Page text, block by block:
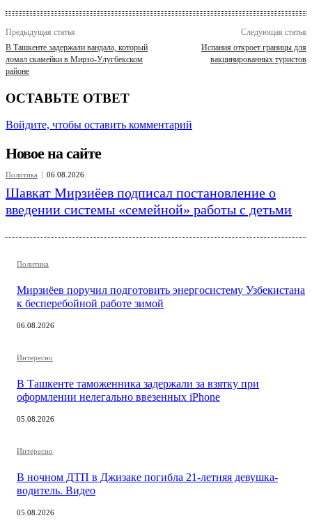
Предыдущая статья
В Ташкенте задержали вандала, который
ломал скамейки в Мирзо-Улугбекском
районе
Следующая статья
Испания откроет границы для
вакцинированных туристов
ОСТАВЬТЕ ОТВЕТ
Войдите, чтобы оставить комментарий
Новое на сайте
Политика 06.08.2026
Шавкат Мирзиёев подписал постановление о
введении системы «семейной» работы с детьми
Политика
Мирзиёев поручил подготовить энергосистему Узбекистана
к бесперебойной работе зимой
06.08.2026
Интересно
В Ташкенте таможенника задержали за взятку при
оформлении нелегально ввезенных iPhone
05.08.2026
Интересно
В ночном ДТП в Джизаке погибла 21-летняя девушка-
водитель. Видео
05.08.2026